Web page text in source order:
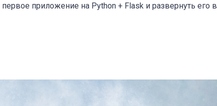
приложение на Python + Flask и развернуть его в